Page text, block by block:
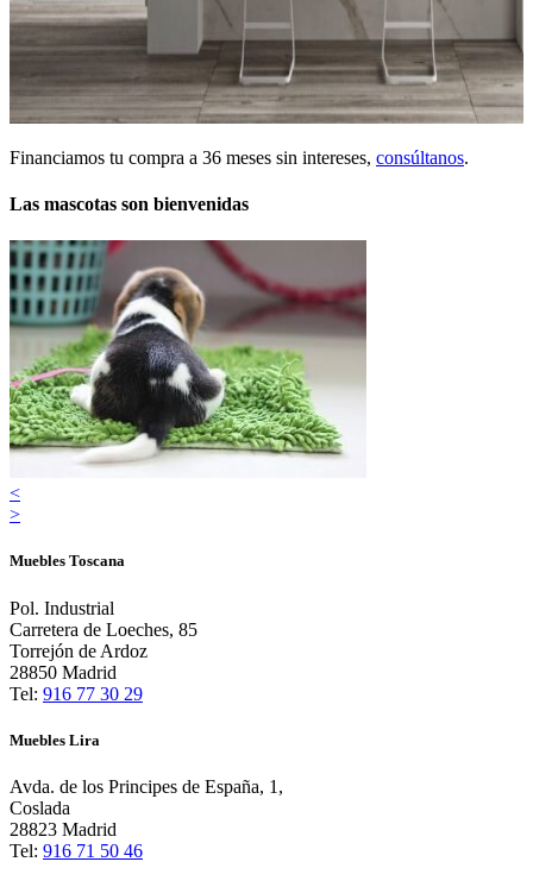
Financiamos tu compra a 36 meses sin intereses, consúltanos.
Las mascotas son bienvenidas
<
>
Muebles Toscana
Pol. Industrial
Carretera de Loeches, 85
Torrejón de Ardoz
28850 Madrid
Tel: 916 77 30 29
Muebles Lira
Avda. de los Principes de España, 1,
Coslada
28823 Madrid
Tel: 916 71 50 46